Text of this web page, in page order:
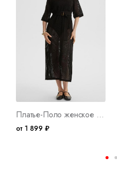
Платье-Поло женское вязаное ЛД Ч Арт. 10059
от 1 899 ₽